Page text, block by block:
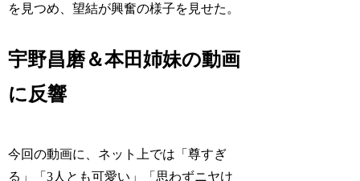
を見つめ、望結が興奮の様子を見せた。
宇野昌磨＆本田姉妹の動画
に反響
今回の動画に、ネット上では「尊すぎ
る」「3人とも可愛い」「思わずニヤけ